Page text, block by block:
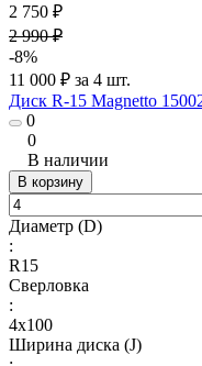
2 750 ₽
2 990 ₽
-8%
11 000 ₽ за 4 шт.
Диск R-15 Magnetto
0
0
В наличии
В корзину
Диаметр (D)
:
R15
Сверловка
:
4х100
Ширина диска (J)